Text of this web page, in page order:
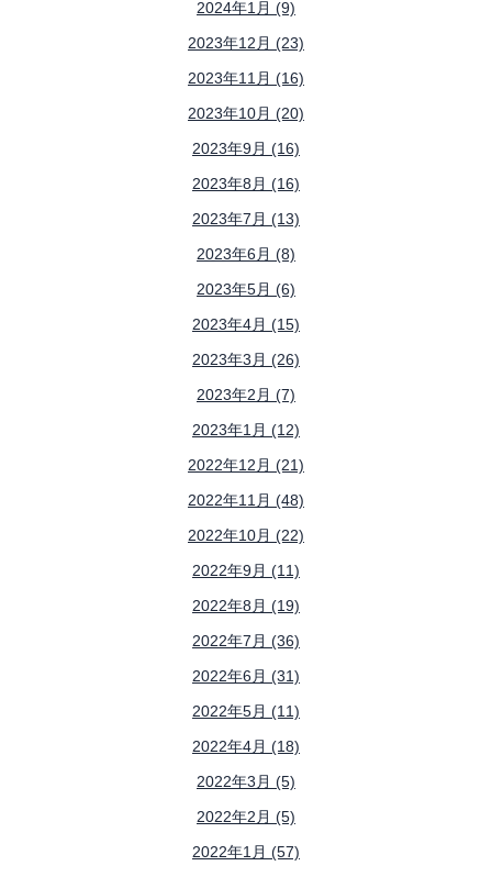
2024年1月 (9)
2023年12月 (23)
2023年11月 (16)
2023年10月 (20)
2023年9月 (16)
2023年8月 (16)
2023年7月 (13)
2023年6月 (8)
2023年5月 (6)
2023年4月 (15)
2023年3月 (26)
2023年2月 (7)
2023年1月 (12)
2022年12月 (21)
2022年11月 (48)
2022年10月 (22)
2022年9月 (11)
2022年8月 (19)
2022年7月 (36)
2022年6月 (31)
2022年5月 (11)
2022年4月 (18)
2022年3月 (5)
2022年2月 (5)
2022年1月 (57)